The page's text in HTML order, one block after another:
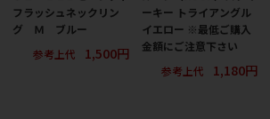
フラッシュネックリン
グ Ｍ ブルー
参考上代
1,500円
ーキー トライアングル
イエロー ※最低ご購入
金額にご注意下さい
参考上代
1,180円